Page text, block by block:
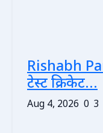
Rishabh
टेस्ट क्रिकेट...
Aug 4, 2026 0 3